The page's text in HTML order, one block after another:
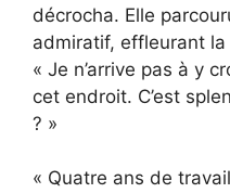
décrocha. Elle
admiratif, effleurant
« Je n’arrive pas à y
cet endroit. C’est
? »
« Quatre ans de